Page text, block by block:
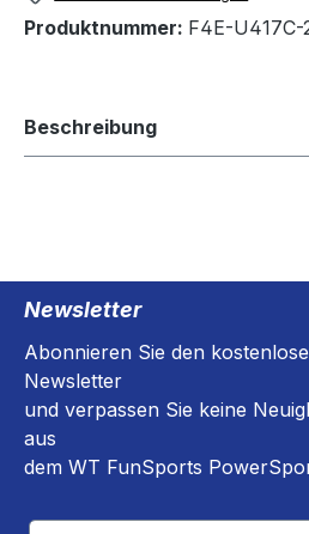
Produktnummer: F4E-
Beschreibung
Newsletter
Abonnieren Sie den
Newsletter
und verpassen Sie keine
aus
dem WT FunSports